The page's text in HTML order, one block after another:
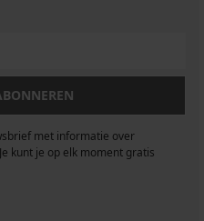
met informatie over
kunt je op elk moment gratis